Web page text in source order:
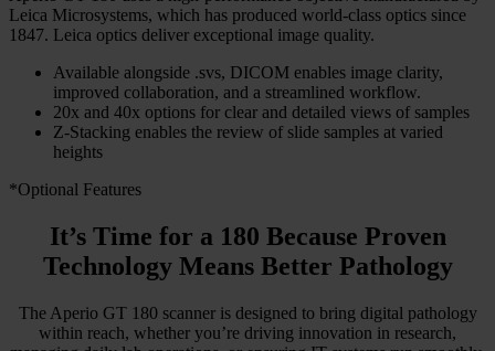
Leica Microsystems, which has produced world-class optics since
1847. Leica optics deliver exceptional image quality.
Available alongside .svs, DICOM enables image clarity,
improved collaboration, and a streamlined workflow.
20x and 40x options for clear and detailed views of samples
Z-Stacking enables the review of slide samples at varied
heights
*Optional Features
It’s Time for a 180 Because Proven
Technology Means Better Pathology
The Aperio GT 180 scanner is designed to bring digital pathology
within reach, whether you’re driving innovation in research,